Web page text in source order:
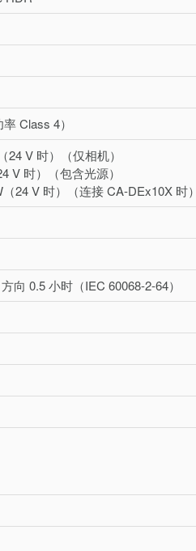
Class 4）
V 时）（仅相机）
V 时）（包含光源）
24 V 时）（连接 CA-DEx10X 时）
向 0.5 小时（IEC 60068-2-64）